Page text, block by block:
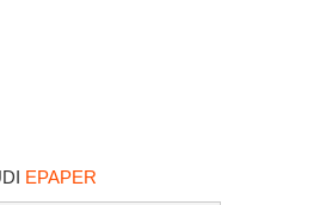
EPAPER